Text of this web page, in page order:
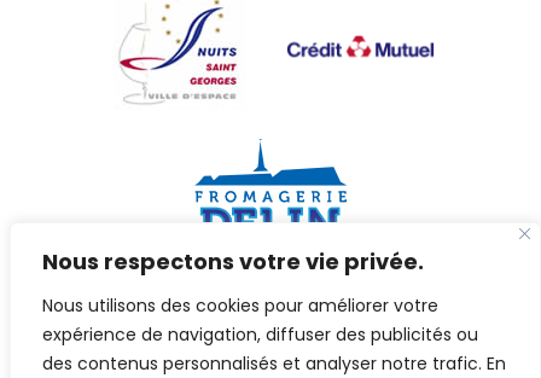
Nous respectons votre vie privée.
Nous utilisons des cookies pour améliorer votre
expérience de navigation, diffuser des publicités ou
des contenus personnalisés et analyser notre trafic. En
Partenaires Grands Crus